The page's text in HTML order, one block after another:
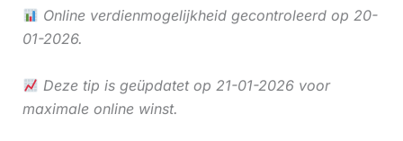
Online verdienmogelijkheid gecontroleerd op 20-
01-2026.
Deze tip is geüpdatet op 21-01-2026 voor
maximale online winst.